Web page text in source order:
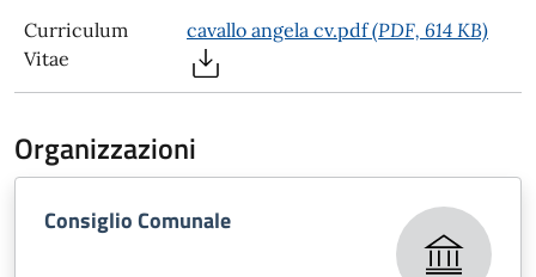
Curriculum
Vitae
cavallo angela cv.pdf(PDF, 614 KB)
Organizzazioni
Consiglio Comunale